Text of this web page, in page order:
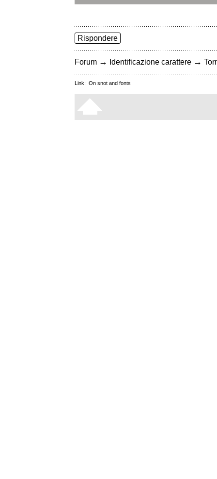
Rispondere
Forum → Identificazione carattere →
Link: On snot and fonts